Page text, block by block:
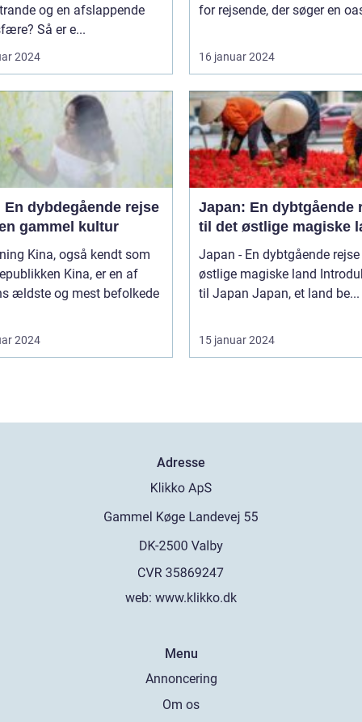
og en afslappende
Så er e...
2024
for rejsende, der søger en
16 januar 2024
En dybdegående rejse
gammel kultur
kendt som
Kina, er en af
ældste og mest befolkede
2024
Japan: En dybtgående
til det østlige magiske
Japan - En dybtgående
østlige magiske land Introduktion
til Japan Japan, et land be...
15 januar 2024
Adresse
web: www.klikko.dk
Menu
Annoncering
Om os